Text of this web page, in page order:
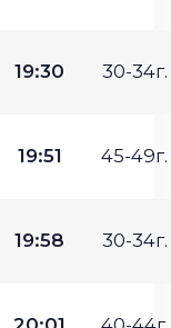
19:30 30-34г.
19:51 45-49г.
19:58 30-34г.